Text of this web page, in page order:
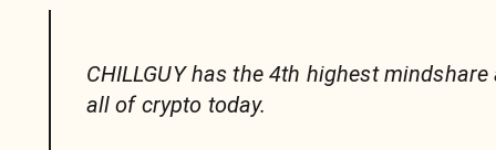
CHILLGUY has the 4th highest
all of crypto today.